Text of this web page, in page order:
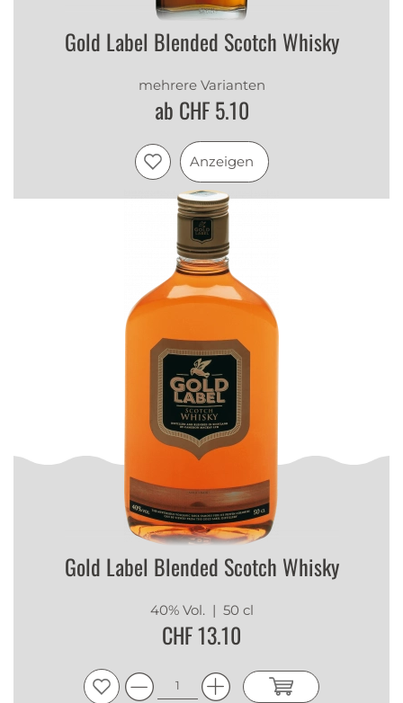
Gold Label Blended Scotch Whisky
mehrere Varianten
ab CHF 5.10
Anzeigen
Gold Label Blended Scotch Whisky
40% Vol. | 50 cl
CHF 13.10